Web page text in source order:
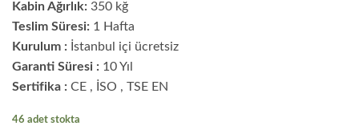
Kabin Ağırlık: 350 kğ
Teslim Süresi: 1 Hafta
Kurulum : İstanbul içi ücretsiz
Garanti Süresi : 10 Yıl
Sertifika : CE , İSO , TSE EN
46 adet stokta